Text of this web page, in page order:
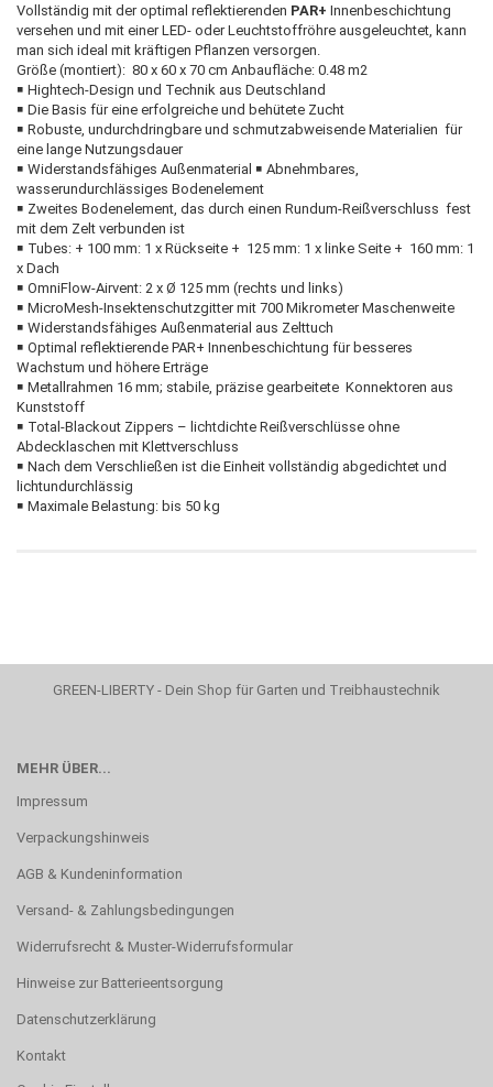
Vollständig mit der optimal reflektierenden PAR+ Innenbeschichtung
versehen und mit einer LED- oder Leuchtstoffröhre ausgeleuchtet, kann
man sich ideal mit kräftigen Pflanzen versorgen.
Größe (montiert): 80 x 60 x 70 cm Anbaufläche: 0.48 m2
￭ Hightech-Design und Technik aus Deutschland
￭ Die Basis für eine erfolgreiche und behütete Zucht
￭ Robuste, undurchdringbare und schmutzabweisende Materialien für
eine lange Nutzungsdauer
￭ Widerstandsfähiges Außenmaterial ￭ Abnehmbares,
wasserundurchlässiges Bodenelement
￭ Zweites Bodenelement, das durch einen Rundum-Reißverschluss fest
mit dem Zelt verbunden ist
￭ Tubes: + 100 mm: 1 x Rückseite + 125 mm: 1 x linke Seite + 160 mm: 1
x Dach
￭ OmniFlow-Airvent: 2 x Ø 125 mm (rechts und links)
￭ MicroMesh-Insektenschutzgitter mit 700 Mikrometer Maschenweite
￭ Widerstandsfähiges Außenmaterial aus Zelttuch
￭ Optimal reflektierende PAR+ Innenbeschichtung für besseres
Wachstum und höhere Erträge
￭ Metallrahmen 16 mm; stabile, präzise gearbeitete Konnektoren aus
Kunststoff
￭ Total-Blackout Zippers – lichtdichte Reißverschlüsse ohne
Abdecklaschen mit Klettverschluss
￭ Nach dem Verschließen ist die Einheit vollständig abgedichtet und
lichtundurchlässig
￭ Maximale Belastung: bis 50 kg
GREEN-LIBERTY - Dein Shop für Garten und Treibhaustechnik
MEHR ÜBER...
Impressum
Verpackungshinweis
AGB & Kundeninformation
Versand- & Zahlungsbedingungen
Widerrufsrecht & Muster-Widerrufsformular
Hinweise zur Batterieentsorgung
Datenschutzerklärung
Kontakt